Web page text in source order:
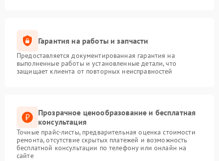
Гарантия на работы и запчасти
Предоставляется документированная гарантия на
выполненные работы и установленные детали, что
защищает клиента от повторных неисправностей
Прозрачное ценообразование и бесплатная
консультация
Точные прайс-листы, предварительная оценка стоимости
ремонта, отсутствие скрытых платежей и возможность
бесплатной консультации по телефону или онлайн на
сайте